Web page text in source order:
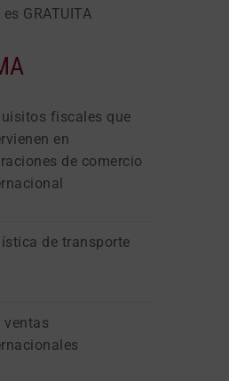
GRATUITA
fiscales que
en
de comercio
de transporte
ventas